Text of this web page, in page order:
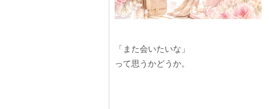
「また会いたいな」
って思うかどうか。